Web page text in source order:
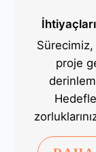
Sürecimiz,
proje